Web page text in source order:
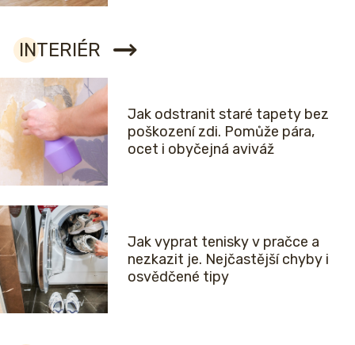
INTERIÉR
Jak odstranit staré tapety bez
poškození zdi. Pomůže pára,
ocet i obyčejná aviváž
Jak vyprat tenisky v pračce a
nezkazit je. Nejčastější chyby i
osvědčené tipy